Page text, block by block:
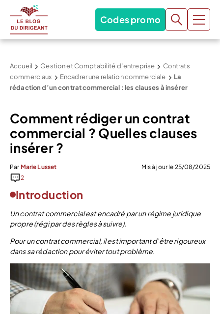
Codes promo
Accueil Gestion et Comptabilité d’entreprise
Contrats
commerciaux
Encadrer une relation commerciale
La
rédaction d’un contrat commercial : les clauses à insérer
Comment rédiger un contrat
commercial ? Quelles clauses
insérer ?
Par Marie Lusset
Mis à jour le 25/08/2025
2
Introduction
Un contrat commercial est encadré par un régime juridique
propre (régi par des règles à suivre).
Pour un contrat commercial, il est important d’être rigoureux
dans sa rédaction pour éviter tout problème.